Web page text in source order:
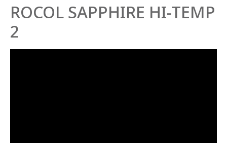
ROCOL SAPPHIRE HI-TEMP
2